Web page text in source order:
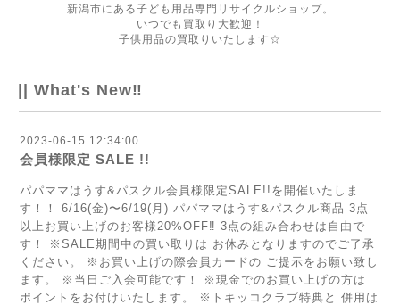
新潟市にある子ども用品専門リサイクルショップ。
いつでも買取り大歓迎！
子供用品の買取りいたします☆
|| What's New‼
2023-06-15 12:34:00
会員様限定 SALE !!
パパママはうす&パスクル会員様限定SALE!!を開催いたしま
す！！ 6/16(金)〜6/19(月) パパママはうす&パスクル商品 3点
以上お買い上げのお客様20%OFF‼️ 3点の組み合わせは自由で
す！ ※SALE期間中の買い取りは お休みとなりますのでご了承
ください。 ※お買い上げの際会員カードの ご提示をお願い致し
ます。 ※当日ご入会可能です！ ※現金でのお買い上げの方は
ポイントをお付けいたします。 ※トキッコクラブ特典と 併用は